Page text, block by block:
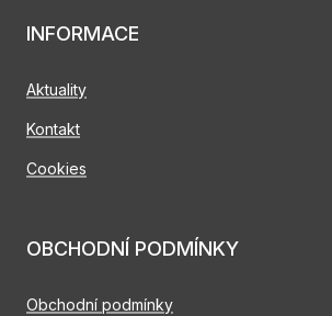
INFORMACE
Aktuality
Kontakt
Cookies
OBCHODNÍ PODMÍNKY
Obchodní podmínky